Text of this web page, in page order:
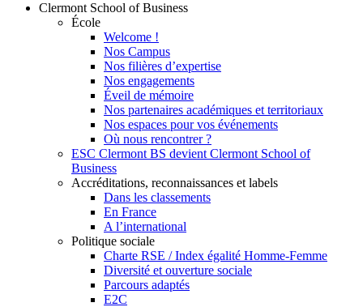
Clermont School of Business
École
Welcome !
Nos Campus
Nos filières d’expertise
Nos engagements
Éveil de mémoire
Nos partenaires académiques et territoriaux
Nos espaces pour vos événements
Où nous rencontrer ?
ESC Clermont BS devient Clermont School of
Business
Accréditations, reconnaissances et labels
Dans les classements
En France
A l’international
Politique sociale
Charte RSE / Index égalité Homme-Femme
Diversité et ouverture sociale
Parcours adaptés
E2C